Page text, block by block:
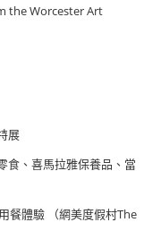
the Worcester Art
展
食、喜馬拉雅保養品、當
餐體驗 （網美度假村The